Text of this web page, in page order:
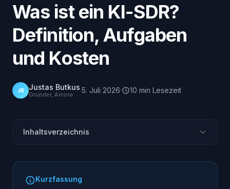
Was ist ein KI-SDR?
Definition, Aufgaben
und Kosten
JB Justas Butkus
Gründer, Ainora ·5. Juli 2026· 10 min Lesezeit
Inhaltsverzeichnis
Wie unterscheidet sich ein KI-SDR von einem KI-
Rezeptionisten?
Kurzfassung